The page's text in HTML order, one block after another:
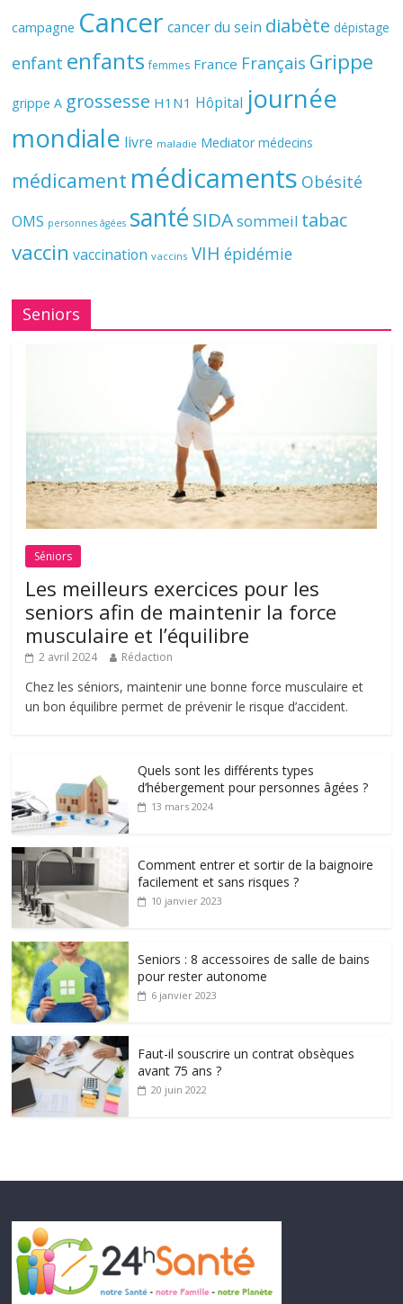
campagne Cancer cancer du sein diabète dépistage
enfant enfants femmes France Français Grippe
grippe A grossesse H1N1 Hôpital journée
mondiale livre maladie Mediator médecins
médicament médicaments Obésité
OMS personnes âgées santé SIDAsommeil tabac
vaccin vaccination vaccins VIH épidémie
Seniors
Séniors
Les meilleurs exercices pour les
seniors afin de maintenir la force
musculaire et l’équilibre
2 avril 2024 Rédaction
Chez les séniors, maintenir une bonne force musculaire et
un bon équilibre permet de prévenir le risque d’accident.
Quels sont les différents types
d’hébergement pour personnes âgées ?
13 mars 2024
Comment entrer et sortir de la baignoire
facilement et sans risques ?
10 janvier 2023
Seniors : 8 accessoires de salle de bains
pour rester autonome
6 janvier 2023
Faut-il souscrire un contrat obsèques
avant 75 ans ?
20 juin 2022